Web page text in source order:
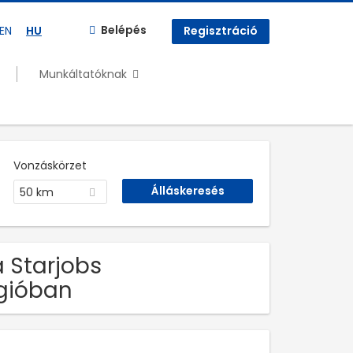
EN HU Belépés Regisztráció
Munkáltatóknak
Vonzáskörzet
50 km
Starjobs